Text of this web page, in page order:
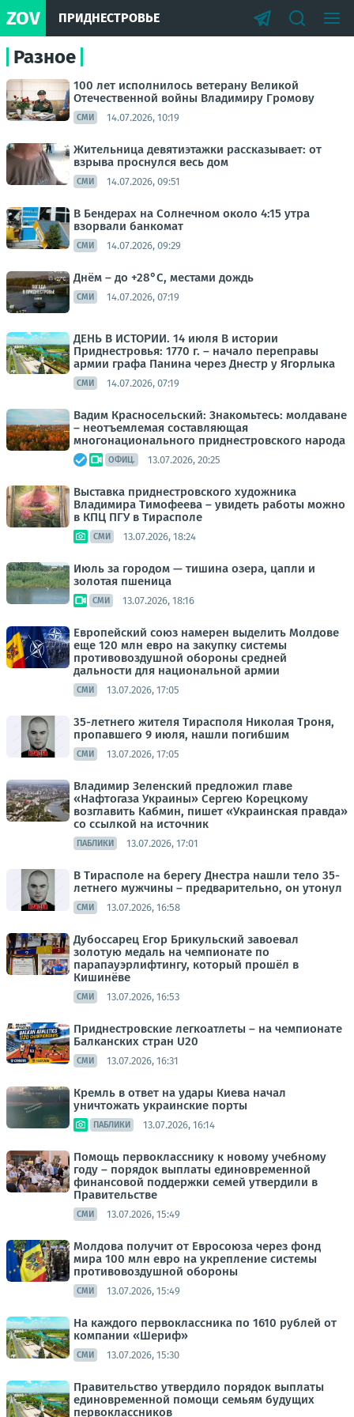
ZOV ПРИДНЕСТРОВЬЕ
Разное
100 лет исполнилось ветерану Великой
Отечественной войны Владимиру Громову
СМИ 14.07.2026, 10:19
Жительница девятиэтажки рассказывает: от
взрыва проснулся весь дом
СМИ 14.07.2026, 09:51
В Бендерах на Солнечном около 4:15 утра
взорвали банкомат
СМИ 14.07.2026, 09:29
Днём – до +28°С, местами дождь
СМИ 14.07.2026, 07:19
ДЕНЬ В ИСТОРИИ. 14 июля В истории
Приднестровья: 1770 г. – начало переправы
армии графа Панина через Днестр у Ягорлыка
СМИ 14.07.2026, 07:19
Вадим Красносельский: Знакомьтесь: молдаване
– неотъемлемая составляющая
многонационального приднестровского народа
ОФИЦ. 13.07.2026, 20:25
Выставка приднестровского художника
Владимира Тимофеева – увидеть работы можно
в КПЦ ПГУ в Тирасполе
СМИ 13.07.2026, 18:24
Июль за городом — тишина озера, цапли и
золотая пшеница
СМИ 13.07.2026, 18:16
Европейский союз намерен выделить Молдове
еще 120 млн евро на закупку системы
противовоздушной обороны средней
дальности для национальной армии
СМИ 13.07.2026, 17:05
35-летнего жителя Тирасполя Николая Троня,
пропавшего 9 июля, нашли погибшим
СМИ 13.07.2026, 17:05
Владимир Зеленский предложил главе
«Нафтогаза Украины» Сергею Корецкому
возглавить Кабмин, пишет «Украинская правда»
со ссылкой на источник
ПАБЛИКИ 13.07.2026, 17:01
В Тирасполе на берегу Днестра нашли тело 35-
летнего мужчины – предварительно, он утонул
СМИ 13.07.2026, 16:58
Дубоссарец Егор Брикульский завоевал
золотую медаль на чемпионате по
парапауэрлифтингу, который прошёл в
Кишинёве
СМИ 13.07.2026, 16:53
Приднестровские легкоатлеты – на чемпионате
Балканских стран U20
СМИ 13.07.2026, 16:31
Кремль в ответ на удары Киева начал
уничтожать украинские порты
ПАБЛИКИ 13.07.2026, 16:14
Помощь первокласснику к новому учебному
году – порядок выплаты единовременной
финансовой поддержки семей утвердили в
Правительстве
СМИ 13.07.2026, 15:49
Молдова получит от Евросоюза через фонд
мира 100 млн евро на укрепление системы
противовоздушной обороны
СМИ 13.07.2026, 15:49
На каждого первоклассника по 1610 рублей от
компании «Шериф»
СМИ 13.07.2026, 15:30
Правительство утвердило порядок выплаты
единовременной помощи семьям будущих
первоклассников